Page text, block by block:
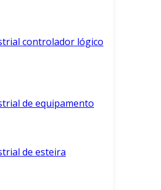
controlador lógico
de equipamento
de esteira